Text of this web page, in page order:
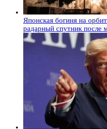
Японская богиня на
радарный спутник после